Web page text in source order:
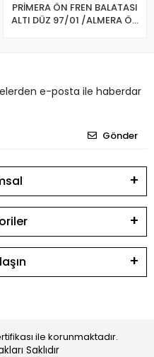
PRİMERA ÖN FREN BALATASI
ALTI DÜZ 97/01 /ALMERA ÖN
e-posta ile haberdar
Gönder
ile korunmaktadır.
Saklıdır